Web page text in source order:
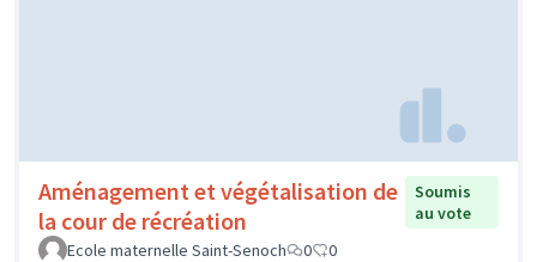
Aménagement et végétalisation de
la cour de récréation
Soumis
au vote
Ecole maternelle Saint-Senoch
0 0